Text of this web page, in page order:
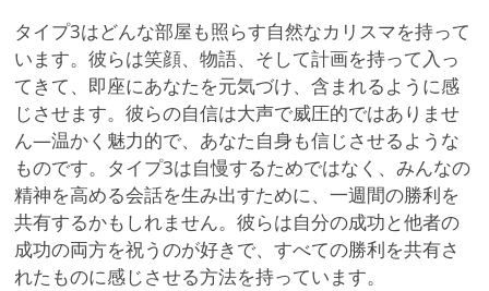
タイプ3はどんな部屋も照らす自然なカリスマを持って
います。彼らは笑顔、物語、そして計画を持って入っ
てきて、即座にあなたを元気づけ、含まれるように感
じさせます。彼らの自信は大声で威圧的ではありませ
ん—温かく魅力的で、あなた自身も信じさせるような
ものです。タイプ3は自慢するためではなく、みんなの
精神を高める会話を生み出すために、一週間の勝利を
共有するかもしれません。彼らは自分の成功と他者の
成功の両方を祝うのが好きで、すべての勝利を共有さ
れたものに感じさせる方法を持っています。